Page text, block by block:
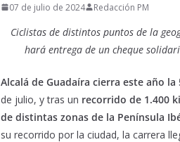
07 de julio de 2024 Redacción PM
Ciclistas de distintos puntos de la
hará entrega de un cheque
Alcalá de Guadaíra cierra este año la
de julio, y tras un recorrido de 1.400
de distintas zonas de la Península
su recorrido por la ciudad, la carrera